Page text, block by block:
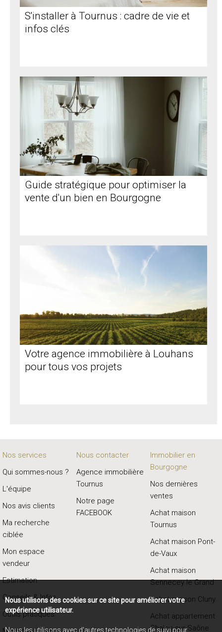
S'installer à Tournus : cadre de vie et
infos clés
Guide stratégique pour optimiser la
vente d'un bien en Bourgogne
Votre agence immobilière à Louhans
pour tous vos projets
Nos services
Qui sommes-nous ?
L'équipe
Nos avis clients
Ma recherche
ciblée
Mon espace
vendeur
Estimation
Conseils & Infos
Outils pratiques
Nous contacter
Agence immobilière
Tournus
Notre page
FACEBOOK
Immobilier en
Bourgogne
Nos dernières
ventes
Achat maison
Tournus
Achat maison Pont-
de-Vaux
Achat maison
Sennecey le Grand
Achat maison Cluny
Achat appartement
Chalon-sur-Saône
Nous utilisons des cookies sur ce site pour améliorer votre
expérience utilisateur.
Nous les utilisons avec d'autres technologies de suivi pour